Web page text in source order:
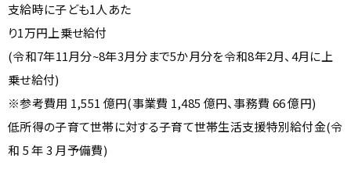
支給時に子ども1人あた
り1万円上乗せ給付
(令和7年11月分~8年3月分まで5か月分を令和8年2月、4月に上
乗せ給付)
※参考費用 1,551 億円(事業費 1,485 億円、事務費 66 億円)
低所得の子育て世帯に対する子育て世帯生活支援特別給付金(令
和 5 年 3 月予備費)